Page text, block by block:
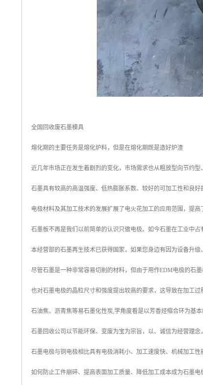
全国回收废石墨模具
熔化期的主要任务是熔化炉料，但是在熔化期既是造好炉渣
近几年市场正在发生着剧烈的变化，市场需求也从粗放型向节约型
石墨具有较高的高温强度、低热膨胀系数、较好的可加工性和良
电极材料及其加工技术的发展扩展了电火花加工的应用范围，提高
石墨板不再是我们以前简单的认识只做电极。如今石墨在工业中占
本经营部的石墨再生技术已获得国家，如果您身边有因为设备升
尽管石墨是一种非常容易切削的材料，但由于用作EDM电极的石
也对石墨电极的晶粒尺寸和强度提出较高的要求，这导致在加工过
石油焦、沥青焦等易石墨化性炭,学角度看是以芳香烃缩合环为基
石墨回收公司以节能环保、变废为宝为宗旨，以、诚信为经营理念，
石墨电极与铜电极相比具有电极消耗小、加工速度快、机械加工
如何防止工件崩碎、提高表面加工质量、降低加工成本成为石墨电